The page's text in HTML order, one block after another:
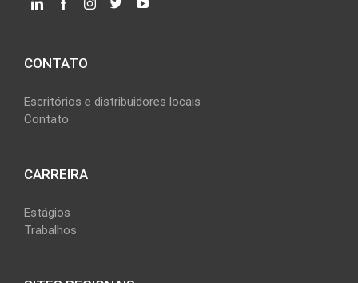
CONTATO
Escritórios e distribuidores locais
Contato
CARREIRA
Estágios
Trabalhos